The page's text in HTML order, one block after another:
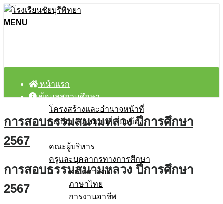
MENU
หน้าแรก
ข้อมูลสถานศึกษา
โครงสร้างและอำนาจหน้าที่
ระเบียบ/กฎหมายที่เกี่ยวข้อง
คณะผู้บริหาร
ครูและบุคลากรทางการศึกษา
คณิตศาสตร์
ภาษาไทย
การงานอาชีพ
การสอบธรรมสนามหลวง ปีการศึกษา
2567
การสอบธรรมสนามหลวง ปีการศึกษา
2567